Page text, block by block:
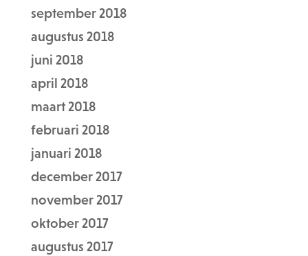
september 2018
augustus 2018
juni 2018
april 2018
maart 2018
februari 2018
januari 2018
december 2017
november 2017
oktober 2017
augustus 2017